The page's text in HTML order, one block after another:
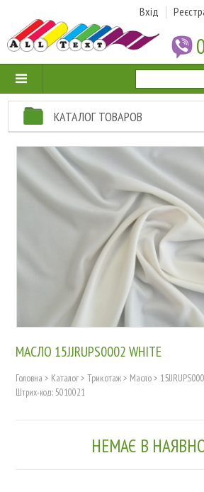
Вхід
КАТАЛОГ ТОВАРОВ
МАСЛО 15JJRUPS0002 WHITE
Головна > Каталог> Трикотаж> Масло>
Штрих-код: 5010021
НЕМАЄ В